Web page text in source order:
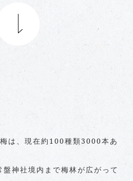
は、現在約100種類3000本あ
神社境内まで梅林が広がって